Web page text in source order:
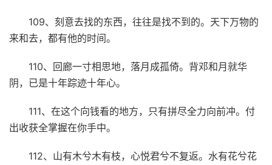
109、刻意去找的东西，往往是找不到的。天下万物的
来和去，都有他的时间。
110、回廊一寸相思地，落月成孤倚。背邓和月就华
阴，已是十年踪迹十年心。
111、在这个向钱看的地方，只有拼尽全力向前冲。付
出收获全掌握在你手中。
112、山有木兮木有枝，心悦君兮不复返。水有花兮花